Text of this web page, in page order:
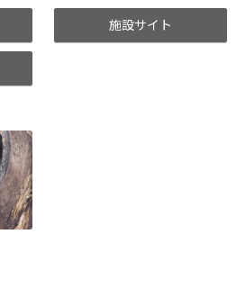
施設サイト